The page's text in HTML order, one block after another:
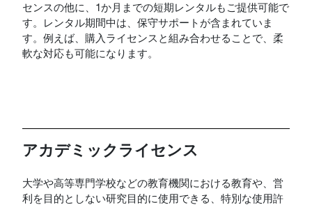
センスの他に、1か月までの短期レンタルもご提供可能で
す。レンタル期間中は、保守サポートが含まれていま
す。例えば、購入ライセンスと組み合わせることで、柔
軟な対応も可能になります。
アカデミックライセンス
大学や高等専門学校などの教育機関における教育や、営
利を目的としない研究目的に使用できる、特別な使用許